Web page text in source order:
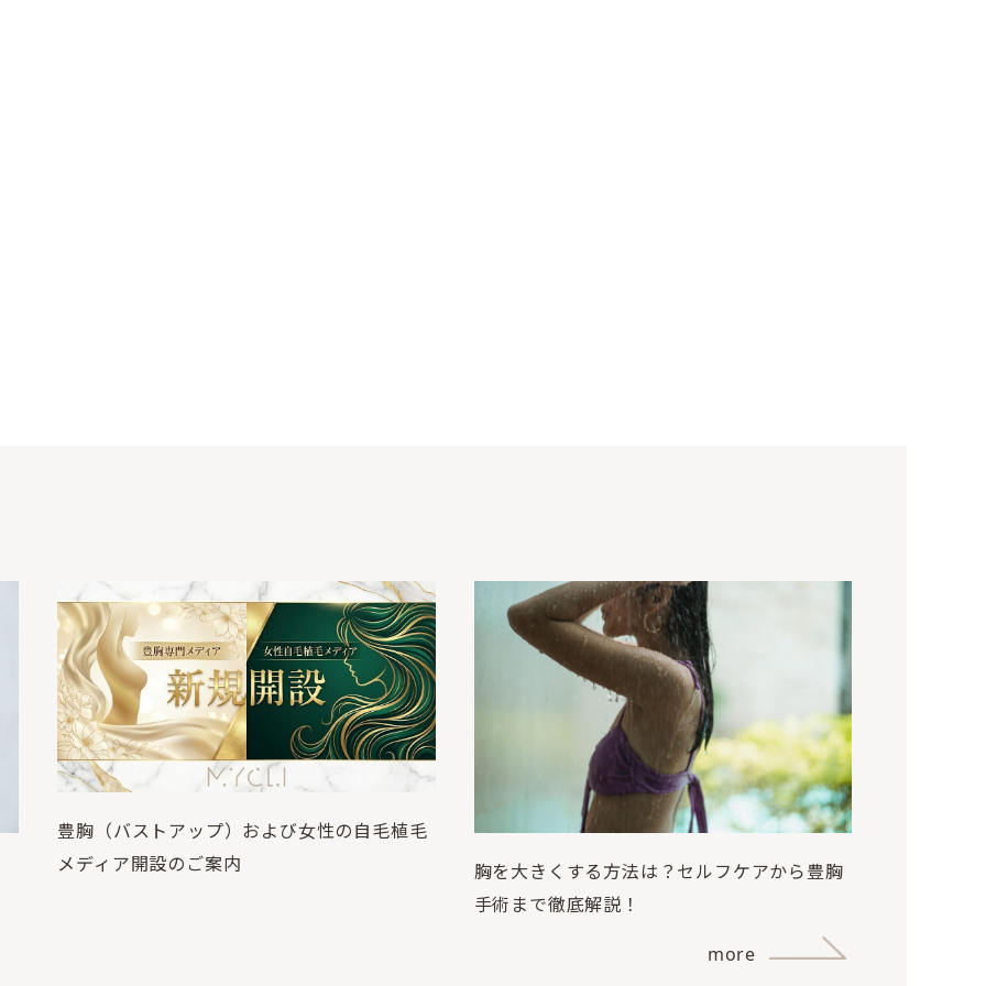
豊胸（バストアップ）および女性の自毛植毛
メディア開設のご案内
胸を大きくする方法は？セルフケアから豊胸
手術まで徹底解説！
more